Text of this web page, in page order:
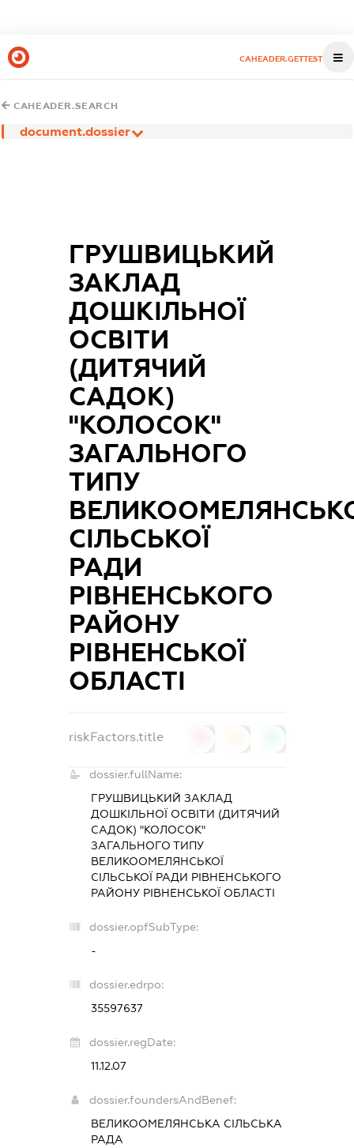
CAHEADER.GETTEST
CAHEADER.SEARCH
document.dossier
ГРУШВИЦЬКИЙ
ЗАКЛАД
ДОШКІЛЬНОЇ
ОСВІТИ
(ДИТЯЧИЙ
САДОК)
"КОЛОСОК"
ЗАГАЛЬНОГО
ТИПУ
СІЛЬСЬКОЇ
РАДИ
РІВНЕНСЬКОГО
РАЙОНУ
РІВНЕНСЬКОЇ
ОБЛАСТІ
riskFactors.title
dossier.fullName:
ГРУШВИЦЬКИЙ ЗАКЛАД
ДОШКІЛЬНОЇ ОСВІТИ (ДИТЯЧИЙ
САДОК) "КОЛОСОК"
ЗАГАЛЬНОГО ТИПУ
ВЕЛИКООМЕЛЯНСЬКОЇ
СІЛЬСЬКОЇ РАДИ РІВНЕНСЬКОГО
РАЙОНУ РІВНЕНСЬКОЇ ОБЛАСТІ
dossier.opfSubType:
-
dossier.edrpo:
35597637
dossier.regDate:
11.12.07
dossier.foundersAndBenef:
ВЕЛИКООМЕЛЯНСЬКА СІЛЬСЬКА
РАДА